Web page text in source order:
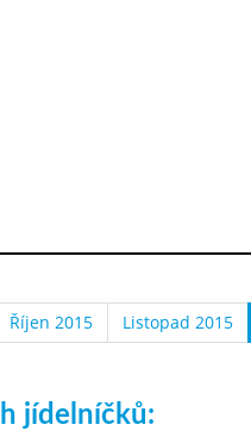
Říjen 2015 Listopad 2015
jídelníčků: